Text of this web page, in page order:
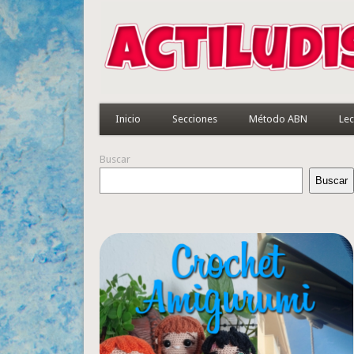
Inicio Secciones Método ABN
Buscar
Buscar